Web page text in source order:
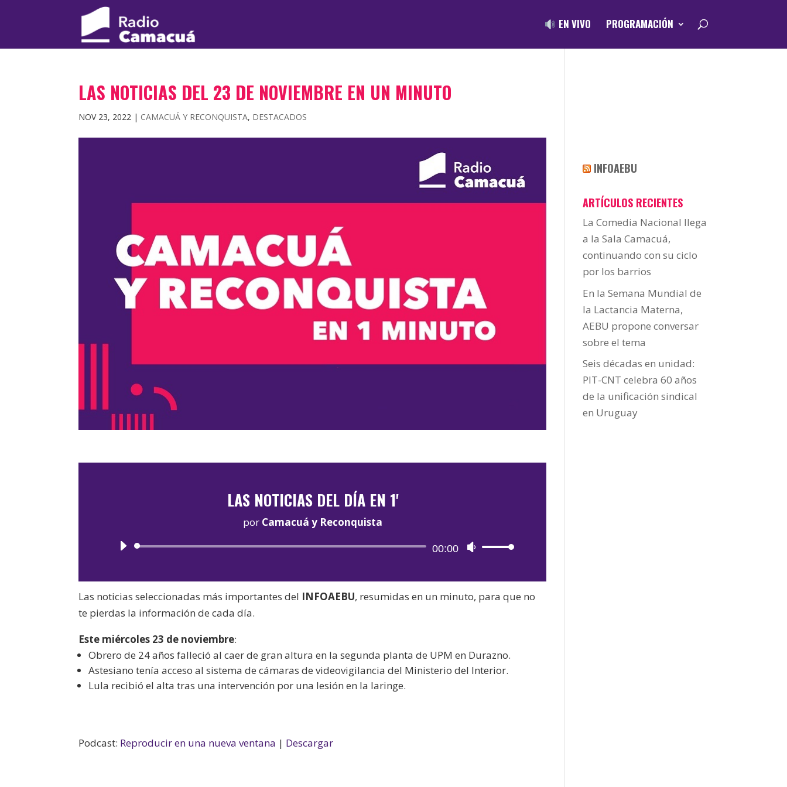
EN VIVO PROGRAMACIÓN
LAS NOTICIAS DEL 23 DE NOVIEMBRE EN UN MINUTO
NOV 23, 2022 | CAMACUÁ Y RECONQUISTA, DESTACADOS
LAS NOTICIAS DEL DÍA EN 1'
por Camacuá y Reconquista
Reproductor
audio
00:00
Utiliza
teclas
de
Las noticias seleccionadas más importantes del INFOAEBU, resumidas en un minuto, para que no
te pierdas la información de cada día.
Este miércoles 23 de noviembre:
Obrero de 24 años falleció al caer de gran altura en la segunda planta de UPM en Durazno.
Astesiano tenía acceso al sistema de cámaras de videovigilancia del Ministerio del Interior.
Lula recibió el alta tras una intervención por una lesión en la laringe.
Podcast: Reproducir en una nueva ventana | Descargar
INFOAEBU
ARTÍCULOS RECIENTES
La Comedia Nacional llega
a la Sala Camacuá,
continuando con su ciclo
por los barrios
En la Semana Mundial de
la Lactancia Materna,
AEBU propone conversar
sobre el tema
Seis décadas en unidad:
PIT-CNT celebra 60 años
de la unificación sindical
en Uruguay